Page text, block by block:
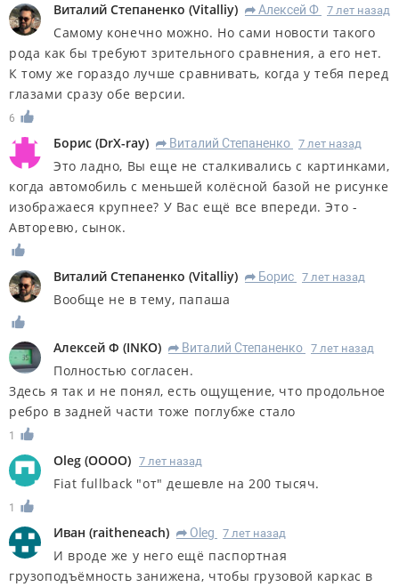
Виталий Степаненко (Vitalliy) R Алексей Ф 7 лет назад
Самому конечно можно. Но сами новости такого
рода как бы требуют зрительного сравнения, а его нет.
К тому же гораздо лучше сравнивать, когда у тебя перед
глазами сразу обе версии.
6
Борис (DrX-ray) R Виталий Степаненко 7 лет назад
Это ладно, Вы еще не сталкивались с картинками,
когда автомобиль с меньшей колёсной базой не рисунке
изображаеся крупнее? У Вас ещё все впереди. Это -
Авторевю, сынок.
Виталий Степаненко (Vitalliy) R Борис 7 лет назад
Вообще не в тему, папаша
Алексей Ф (INKO) R Виталий Степаненко 7 лет назад
Полностью согласен.
Здесь я так и не понял, есть ощущение, что продольное
ребро в задней части тоже поглубже стало
1
Oleg (OOOO) 7 лет назад
Fiat fullback "от" дешевле на 200 тысяч.
1
Иван (raitheneach) R Oleg 7 лет назад
И вроде же у него ещё паспортная
грузоподъёмность занижена, чтобы грузовой каркас в